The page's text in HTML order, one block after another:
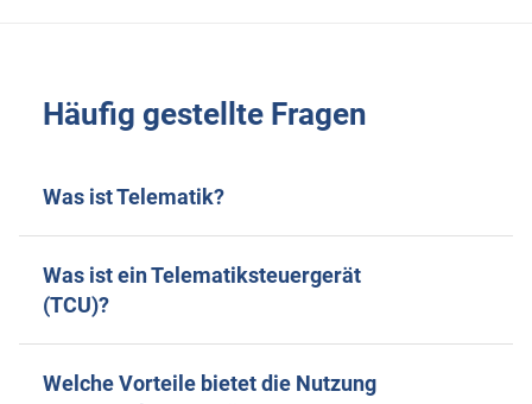
Häufig gestellte Fragen
Was ist Telematik?
Was ist ein Telematiksteuergerät
(TCU)?
Welche Vorteile bietet die Nutzung